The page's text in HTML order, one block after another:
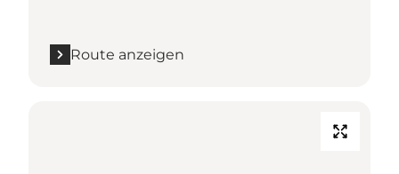
Route anzeigen